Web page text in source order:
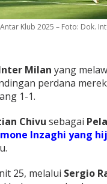
Klub 2025 – Foto: Dok.
Milan yang
perdana
1-1.
Chivu sebagai
Inzaghi yang
25, melalui Sergio